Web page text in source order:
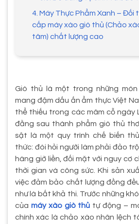
4. Máy Thực Phẩm Xanh – Đối
cấp máy xào giò thủ (Chảo
tâm) chất lượng cao
Giò thủ là một trong những món
mang đậm dấu ấn ẩm thực Việt
thể thiếu trong các mâm cỗ ngày
đằng sau thành phẩm giò thủ
sật là một quy trình chế biến
thức: đòi hỏi người làm phải đảo
hàng giờ liền, đối mặt với nguy cơ
thời gian và công sức. Khi sản
việc đảm bảo chất lượng đồng
như là bất khả thi. Trước những
của máy xào giò thủ tự động –
chính xác là chảo xào nhân lệch